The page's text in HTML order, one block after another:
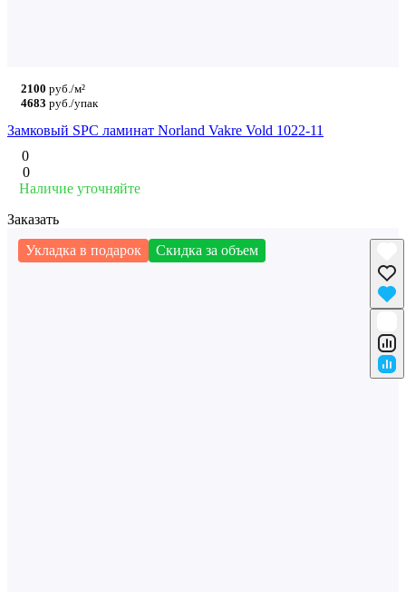
2100 руб./м²
4683 руб./упак
Замковый SPC ламинат Norland Vakre Vold 1022-11
0
0
Наличие уточняйте
Заказать
Укладка в подарок
Скидка за объем